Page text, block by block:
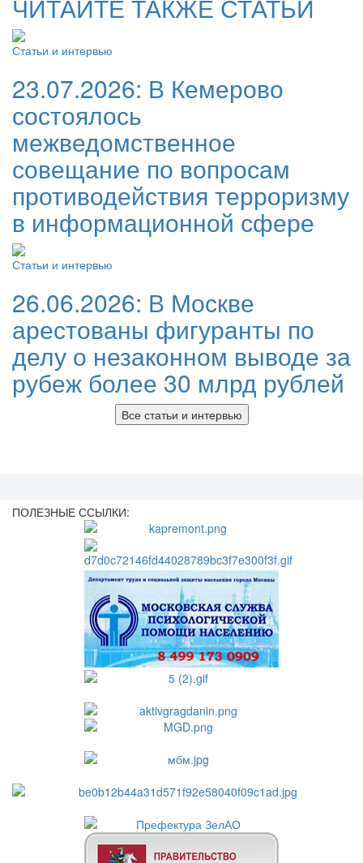
ЧИТАЙТЕ ТАКЖЕ СТАТЬИ
Статьи и интервью
23.07.2026: В Кемерово
состоялось
межведомственное
совещание по вопросам
противодействия терроризму
в информационной сфере
Статьи и интервью
26.06.2026: В Москве
арестованы фигуранты по
делу о незаконном выводе за
рубеж более 30 млрд рублей
Все статьи и интервью
ПОЛЕЗНЫЕ ССЫЛКИ: